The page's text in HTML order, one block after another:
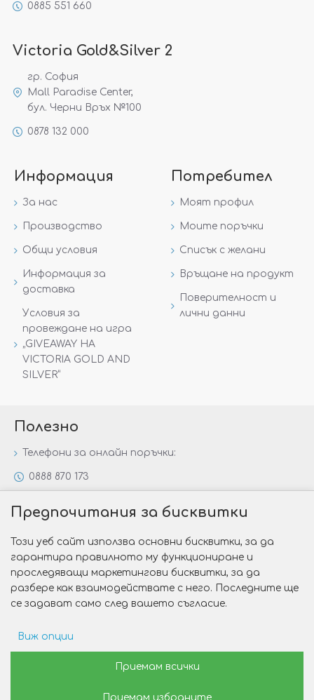
0885 551 660
Victoria Gold&Silver 2
гр. София
Mall Paradise Center,
бул. Черни Връх №100
0878 132 000
Информация
За нас
Производство
Общи условия
Информация за
доставка
Условия за
провеждане на игра
„GIVEAWAY НА
VICTORIA GOLD AND
SILVER“
Потребител
Моят профил
Моите поръчки
Списък с желани
Връщане на продукт
Поверителност и
лични данни
Полезно
Телефони за онлайн поръчки:
0888 870 173
Специални предложения
Защо да изберете Victoria Gold&Silver?
Как да изберем годежен пръстен?
Изработка на сайт от Web R Solution®
Предпочитания за бисквитки
Този уеб сайт използва основни бисквитки, за да
гарантира правилното му функциониране и
проследяващи маркетингови бисквитки, за да
разбере как взаимодействате с него. Последните ще
се задават само след вашето съгласие.
Виж опции
Рекламни предпочитания
Данни за потребление
Приемам всички
Приемам избраните
ФИЛТРИ